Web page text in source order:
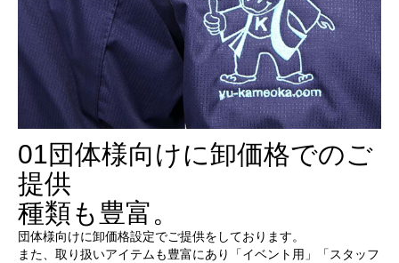
01団体様向けに卸価格でのご
提供
種類も豊富。
団体様向けに卸価格設定でご提供をしております。
また、取り扱いアイテムも豊富にあり「イベント用」「スタッフ